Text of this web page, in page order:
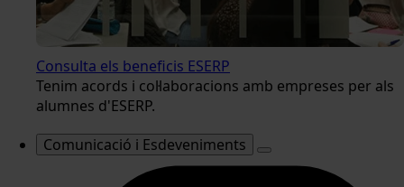
Consulta els beneficis ESERP
Tenim acords i col·laboracions amb empreses per als
alumnes d'ESERP.
Comunicació i Esdeveniments